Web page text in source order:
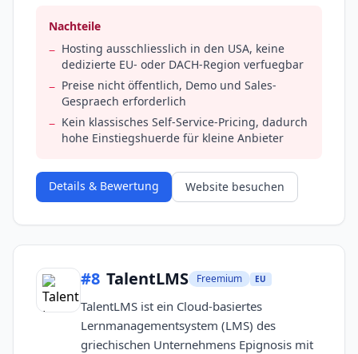
Nachteile
− Hosting ausschliesslich in den USA, keine
dedizierte EU- oder DACH-Region verfuegbar
− Preise nicht öffentlich, Demo und Sales-
Gespraech erforderlich
− Kein klassisches Self-Service-Pricing, dadurch
hohe Einstiegshuerde für kleine Anbieter
Details & Bewertung Website besuchen
#8 TalentLMS Freemium EU
TalentLMS ist ein Cloud-basiertes
Lernmanagementsystem (LMS) des
griechischen Unternehmens Epignosis mit